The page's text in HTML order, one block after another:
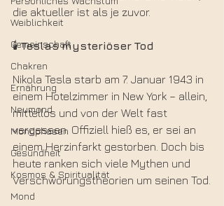
Weiblichkeit
Gemeinschaft
Chakren
Ernährung
Neumond
Mondphasen
Gesundheit
Kosmos & Spiritualität
Mond
die aktueller ist als je zuvor.
🕯️ Teslas mysteriöser Tod
Nikola Tesla starb am 7. Januar 1943 in
einem Hotelzimmer in New York – allein,
mittellos und von der Welt fast
vergessen. Offiziell hieß es, er sei an
einem Herzinfarkt gestorben. Doch bis
heute ranken sich viele Mythen und
Verschwörungstheorien um seinen Tod.